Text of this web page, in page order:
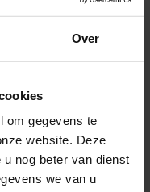
Over
om gegevens te
website. Deze
nog beter van dienst
we van u
echt wel
“We vernieuwen